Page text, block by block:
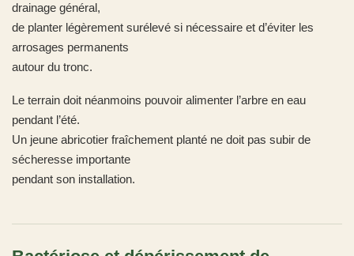
drainage général,
de planter légèrement surélevé si nécessaire et d’éviter les
arrosages permanents
autour du tronc.
Le terrain doit néanmoins pouvoir alimenter l’arbre en eau
pendant l’été.
Un jeune abricotier fraîchement planté ne doit pas subir de
sécheresse importante
pendant son installation.